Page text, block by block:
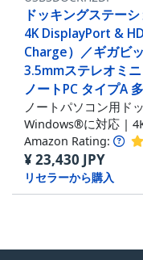
ドッキングステー
4K DisplayPort &
Charge）／ギガビ
3.5mmステレオミ
ノートPC タイプA
ノートパソコン用ド
Windows®に対応 |
Amazon Rating:
¥23,430 JPY
リセラーから購入